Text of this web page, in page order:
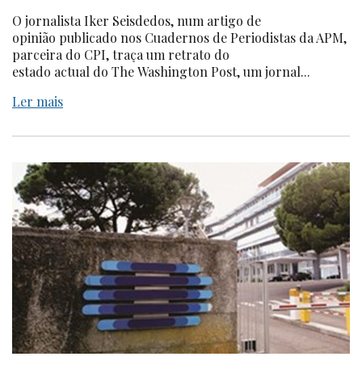
O jornalista Iker Seisdedos, num artigo de
opinião publicado nos Cuadernos de Periodistas da APM,
parceira do CPI, traça um retrato do
estado actual do The Washington Post, um jornal...
Ler mais